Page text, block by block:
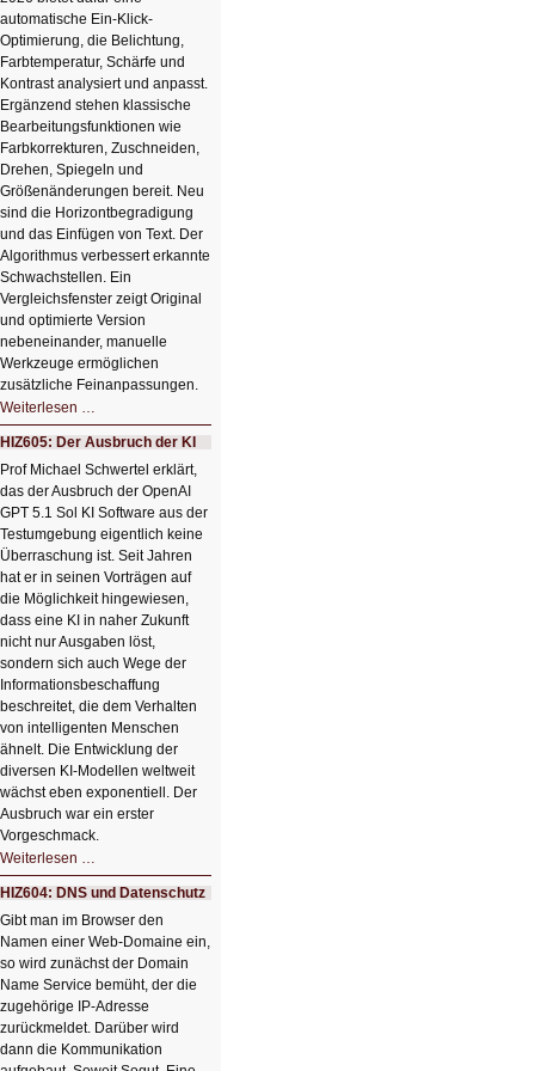
automatische Ein-Klick-
Optimierung, die Belichtung,
Farbtemperatur, Schärfe und
Kontrast analysiert und anpasst.
Ergänzend stehen klassische
Bearbeitungsfunktionen wie
Farbkorrekturen, Zuschneiden,
Drehen, Spiegeln und
Größenänderungen bereit. Neu
sind die Horizontbegradigung
und das Einfügen von Text. Der
Algorithmus verbessert erkannte
Schwachstellen. Ein
Vergleichsfenster zeigt Original
und optimierte Version
nebeneinander, manuelle
Werkzeuge ermöglichen
zusätzliche Feinanpassungen.
Weiterlesen …
Bildverschönerung
mit
einem
Klick
HIZ606:
Bildverschönerung
mit
einem
Klick
HIZ605: Der Ausbruch der KI
Prof Michael Schwertel erklärt,
das der Ausbruch der OpenAI
GPT 5.1 Sol KI Software aus der
Testumgebung eigentlich keine
Überraschung ist. Seit Jahren
hat er in seinen Vorträgen auf
die Möglichkeit hingewiesen,
dass eine KI in naher Zukunft
nicht nur Ausgaben löst,
sondern sich auch Wege der
Informationsbeschaffung
beschreitet, die dem Verhalten
von intelligenten Menschen
ähnelt. Die Entwicklung der
diversen KI-Modellen weltweit
wächst eben exponentiell. Der
Ausbruch war ein erster
Vorgeschmack.
Weiterlesen …
Der
Ausbruch
der
KI
HIZ604: DNS und Datenschutz
Gibt man im Browser den
Namen einer Web-Domaine ein,
so wird zunächst der Domain
Name Service bemüht, der die
zugehörige IP-Adresse
zurückmeldet. Darüber wird
dann die Kommunikation